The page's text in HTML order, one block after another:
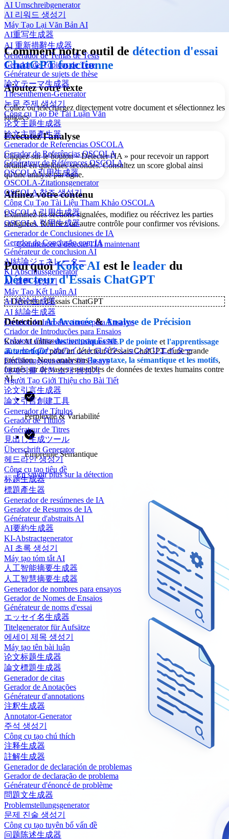
AI Umschreibgenerator
AI 리워드 생성기
Máy Tạo Lại Văn Bản AI
AI重写生成器
AI 重新措辭生成器
Generador de Temas de Tesis
Gerador de Tópicos de Tese
Générateur de sujets de thèse
論文テーマ生成器
Thesenthemen-Generator
논문 주제 생성기
Công cụ Tạo Đề Tài Luận Văn
论文主题生成器
論文主題產生器
Generador de Referencias OSCOLA
Gerador de Referências OSCOLA
Générateur de Références OSCOLA
OSCOLA引用生成器
OSCOLA-Zitationsgenerator
OSCOLA 참조 생성기
Công Cụ Tạo Tài Liệu Tham Khảo OSCOLA
OSCOLA 引用生成器
OSCOLA 引用生成器
Generador de Conclusiones de IA
Gerador de Conclusão com IA
Générateur de conclusion AI
AI結論ジェネレーター
KI Abschlussgenerator
AI 결론 생성기
Máy Tạo Kết Luận AI
AI 结论生成器
AI 結論生成器
Creador de Introducciones para Ensayos
Criador de Introduções para Ensaios
Créateur d'Introduction pour Essais
エッセイのためのイントロダクションクリエイター
Einführungsgenerator für Essays
에세이를 위한 소개 생성기
Người Tạo Giới Thiệu cho Bài Tiết
论文引言生成器
論文引言創建工具
Generador de Títulos
Gerador de Títulos
Générateur de Titres
見出し生成ツール
Überschrift Generator
헤드라인 생성기
Công cụ tạo tiêu đề
标题生成器
標題產生器
Generador de resúmenes de IA
Gerador de Resumos de IA
Générateur d'abstraits AI
AI要約生成器
KI-Abstractgenerator
AI 초록 생성기
Máy tạo tóm tắt AI
人工智能摘要生成器
人工智慧摘要生成器
Generador de nombres para ensayos
Gerador de Nomes de Ensaios
Générateur de noms d'essai
エッセイ名生成器
Titelgenerator für Aufsätze
에세이 제목 생성기
Máy tạo tên bài luận
论文标题生成器
論文標題生成器
Generador de citas
Gerador de Anotações
Générateur d'annotations
注釈生成器
Annotator-Generator
주석 생성기
Công cụ tạo chú thích
注释生成器
註解生成器
Generador de declaración de problemas
Gerador de declaração de problema
Générateur d'énoncé de problème
問題文生成器
Problemstellungsgenerator
문제 진술 생성기
Công cụ tạo tuyên bố vấn đề
问题陈述生成器
Comment notre outil de détection d'essai
ChatGPT fonctionne
Ajoutez votre texte
Collez ou téléchargez directement votre document et sélectionnez les
langues
Exécutez l'analyse
Cliquez sur le bouton « Détecter l'IA » pour recevoir un rapport
détaillé en quelques secondes. Consultez un score global ainsi
qu'une analyse par ligne.
Affinez votre contenu
Examinez les sections signalées, modifiez ou réécrivez les parties
surlignées. Réalisez un autre contrôle pour confirmer vos révisions.
Commencer à détecter l'IA maintenant
PourquoiKoke AI est le leader du
Détecteur d'Essais ChatGPT
✨Détecteur d'Essais ChatGPT
DétectionAI Avancée&Analyse de Précision
Koke AI utilisedes techniques NLP de pointe et l'apprentissage
automatiquepour un détecteur d'essais ChatGPT d'une grande
précision. Nous analysonsla syntaxe, la sémantique et les motifs,
formés sur de vastes ensembles de données de textes humains contre
AI.
Perplexité & Variabilité
Empreinte Sémantique
En savoir plus sur la détection